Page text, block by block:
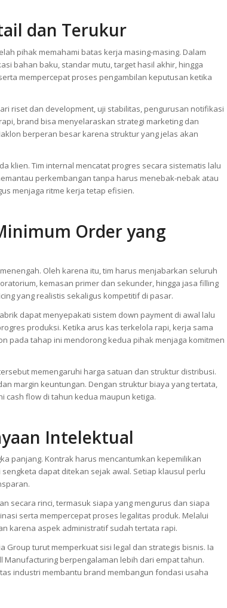
dan Terukur
pihak memahami batas kerja masing-masing. Dalam
bahan baku, standar mutu, target hasil akhir, hingga
mempercepat proses pengambilan keputusan ketika
riset dan development, uji stabilitas, pengurusan notifikasi
brand bisa menyelaraskan strategi marketing dan
berperan besar karena struktur yang jelas akan
klien. Tim internal mencatat progres secara sistematis lalu
perkembangan tanpa harus menebak-nebak atau
menjaga ritme kerja tetap efisien.
Order yang
Oleh karena itu, tim harus menjabarkan seluruh
kemasan primer dan sekunder, hingga jasa filling
yang realistis sekaligus kompetitif di pasar.
dapat menyepakati sistem down payment di awal lalu
produksi. Ketika arus kas terkelola rapi, kerja sama
pada tahap ini mendorong kedua pihak menjaga komitmen
memengaruhi harga satuan dan struktur distribusi.
margin keuntungan. Dengan struktur biaya yang tertata,
cash flow di tahun kedua maupun ketiga.
Intelektual
panjang. Kontrak harus mencantumkan kepemilikan
dapat ditekan sejak awal. Setiap klausul perlu
secara rinci, termasuk siapa yang mengurus dan siapa
serta mempercepat proses legalitas produk. Melalui
karena aspek administratif sudah tertata rapi.
Group turut memperkuat sisi legal dan strategis bisnis. Ia
Manufacturing berpengalaman lebih dari empat tahun.
industri membantu brand membangun fondasi usaha